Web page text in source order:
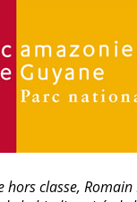
hors classe,